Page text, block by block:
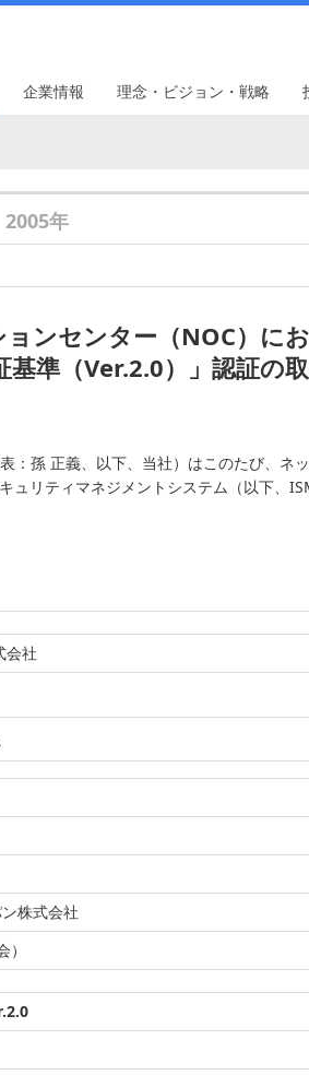
企業情報 理念・ビジョン・戦略
年
ンセンター（NOC）に
準（Ver.2.0）」認証の
：孫 正義、以下、当社）はこのたび、ネ
ュリティマネジメントシステム（以下、
会社
株式会社